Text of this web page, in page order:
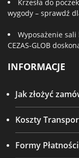
Krzesła do
wygody – sprawdź
Wyposażenie
CEZAS-GLOB
INFORMACJE
Jak złożyć
Koszty
Formy Płatności